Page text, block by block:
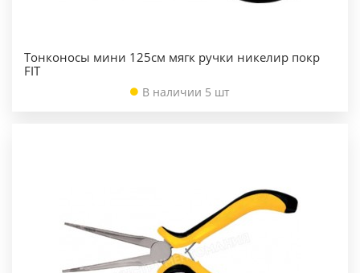
Тонконосы мини 125см мягк ручки никелир покр
FIT
В наличии 5 шт